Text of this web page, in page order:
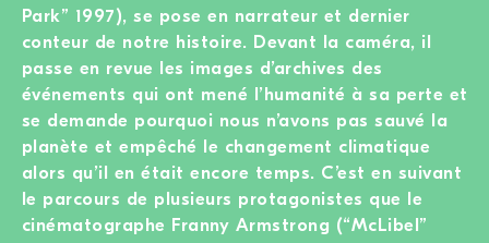
Park” 1997), se pose en narrateur et dernier
conteur de notre histoire. Devant la caméra, il
passe en revue les images d’archives des
événements qui ont mené l’humanité à sa perte et
se demande pourquoi nous n’avons pas sauvé la
planète et empêché le changement climatique
alors qu’il en était encore temps. C’est en suivant
le parcours de plusieurs protagonistes que le
cinématographe Franny Armstrong (“McLibel”